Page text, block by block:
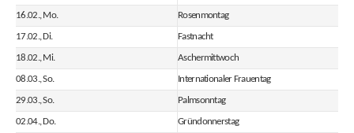
16.02., Mo. Rosenmontag
17.02., Di. Fastnacht
18.02., Mi. Aschermittwoch
08.03., So. Internationaler Frauentag
29.03., So. Palmsonntag
02.04., Do. Gründonnerstag